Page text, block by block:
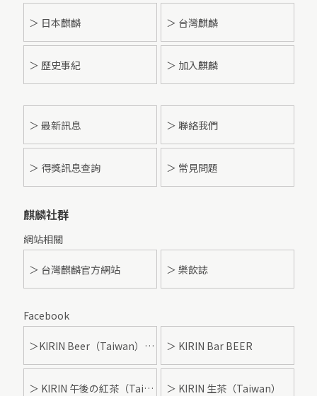
＞ 日本麒麟 ＞ 台灣麒麟
＞ 歷史事紀 ＞ 加入麒麟
＞ 最新訊息 ＞ 聯絡我們
＞ 得獎訊息查詢 ＞ 常見問題
麒麟社群
網站相關
＞ 台灣麒麟官方網站 ＞ 樂飲誌
Facebook
＞KIRIN Beer（Taiwan）- 麒麟啤酒 ＞ KIRIN Bar BEER
＞ KIRIN 午後の紅茶（Taiwan） ＞ KIRIN 生茶（Taiwan）